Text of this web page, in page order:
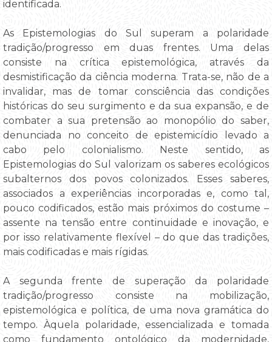
identificada.
As Epistemologias do Sul superam a polaridade
tradição/progresso em duas frentes. Uma delas
consiste na crítica epistemológica, através da
desmistificação da ciência moderna. Trata-se, não de a
invalidar, mas de tomar consciência das condições
históricas do seu surgimento e da sua expansão, e de
combater a sua pretensão ao monopólio do saber,
denunciada no conceito de epistemicídio levado a
cabo pelo colonialismo. Neste sentido, as
Epistemologias do Sul valorizam os saberes ecológicos
subalternos dos povos colonizados. Esses saberes,
associados a experiências incorporadas e, como tal,
pouco codificados, estão mais próximos do costume –
assente na tensão entre continuidade e inovação, e
por isso relativamente flexível – do que das tradições,
mais codificadas e mais rígidas.
A segunda frente de superação da polaridade
tradição/progresso consiste na mobilização,
epistemológica e política, de uma nova gramática do
tempo. Àquela polaridade, essencializada e tomada
como fundamento ontológico da modernidade,